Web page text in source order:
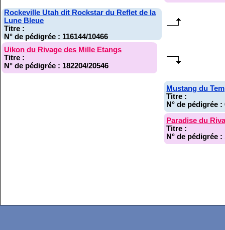
Rockeville Utah dit Rockstar du Reflet de la
Lune Bleue
Titre :
N° de pédigrée : 116144/10466
Uikon du Rivage des Mille Etangs
Titre :
N° de pédigrée : 182204/20546
Mustang du
Titre :
N° de pédigrée :
Paradise du
Titre :
N° de pédigrée :